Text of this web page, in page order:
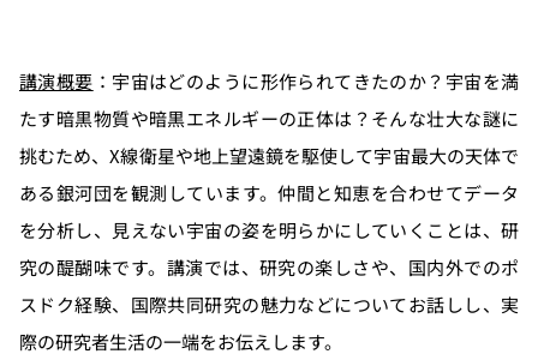
講演概要 ：宇宙はどのように形作られてきたのか？宇宙を満
たす暗黒物質や暗黒エネルギーの正体は？そんな壮大な謎に
挑むため、X線衛星や地上望遠鏡を駆使して宇宙最大の天体で
ある銀河団を観測しています。仲間と知恵を合わせてデータ
を分析し、見えない宇宙の姿を明らかにしていくことは、研
究の醍醐味です。講演では、研究の楽しさや、国内外でのポ
スドク経験、国際共同研究の魅力などについてお話しし、実
際の研究者生活の一端をお伝えします。